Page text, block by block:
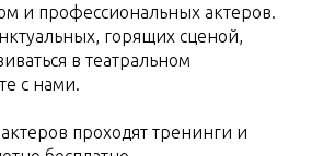
и профессиональных актеров.
горящих сценой,
в театральном
с нами.
проходят тренинги и